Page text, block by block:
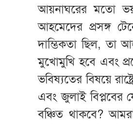
আয়নাঘরের মতো
আহমেদের প্রসঙ্গ
দাম্ভিকতা ছিল, তা
মুখোমুখি হবে এবং
ভবিষ্যতের বিষয়ে
এবং জুলাই বিপ্লবের
বঞ্চিত থাকবে?